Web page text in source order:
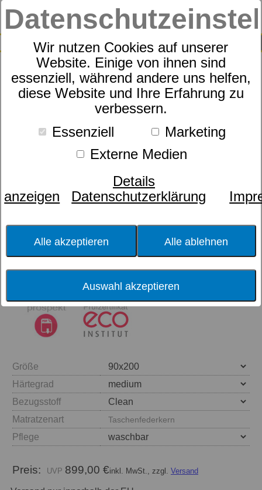
Wir nutzen Cookies auf unserer
Website. Einige von ihnen sind
essenziell, während andere uns helfen,
diese Website und Ihre Erfahrung zu
verbessern.
Essenziell
Marketing
Externe Medien
Details
anzeigen
Datenschutzerklärung
Alle akzeptieren Alle ablehnen
Auswahl akzeptieren
SUCHE
0
Taschenfederkernmatratze
dormabell Innova T
Größe
Härtegrad
Bezugsstoff
Matratzenart
Taschenfederkern
Pflege
Preis: 899,00 €inkl. MwSt., zzgl. Versand